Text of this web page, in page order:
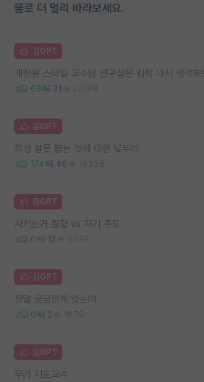
물로 더 멀리 바라보세요.
김GPT
개천용 스타일 교수님 연구실은 입학 다시 생각해
68 21 20148
김GPT
학생 잘못 뽑는 것에 대한 넋두리
174 46 19338
김GPT
시키는거 잘함 vs 자기 주도
0 12 5592
김GPT
정말 궁금한게 있는데
0 2 1679
김GPT
우리 지도교수